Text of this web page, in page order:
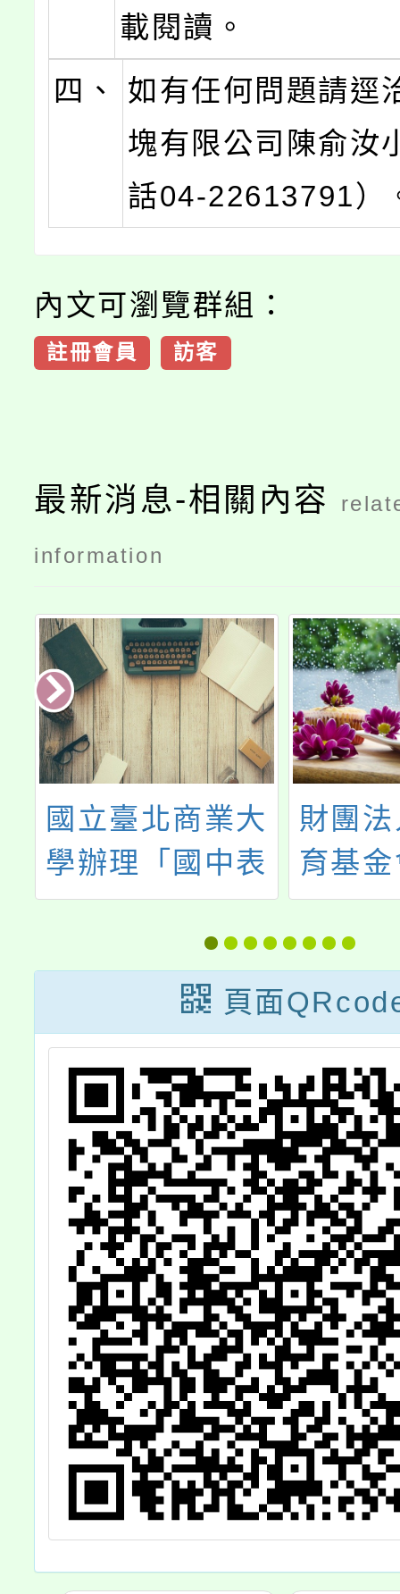
載閱讀。
四、
如有任何問題請逕
塊有限公司陳俞汝
話04-22613791）
內文可瀏覽群組：
註冊會員 訪客
最新消息-相關內容
information
國立臺北商業大
學辦理「國中表
演藝術適性教學
教材研發實驗計
畫」
財團
育基
英語
語教
頁面